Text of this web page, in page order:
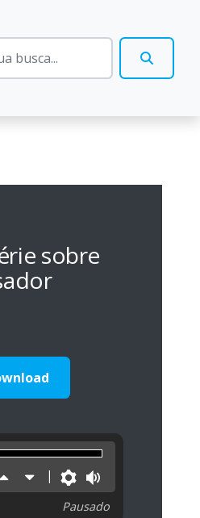
sobre
Aumentar
velocidade
Diminuir
velocidade
Preferências
Pausado